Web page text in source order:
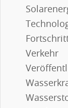
Verkehr